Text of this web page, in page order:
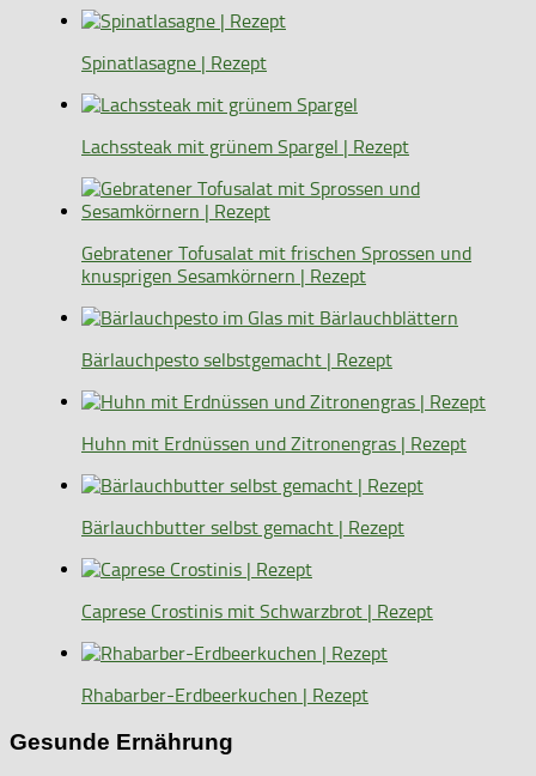
Spinatlasagne | Rezept
Lachssteak mit grünem Spargel | Rezept
Gebratener Tofusalat mit frischen Sprossen und
knusprigen Sesamkörnern | Rezept
Bärlauchpesto selbstgemacht | Rezept
Huhn mit Erdnüssen und Zitronengras | Rezept
Bärlauchbutter selbst gemacht | Rezept
Caprese Crostinis mit Schwarzbrot | Rezept
Rhabarber-Erdbeerkuchen | Rezept
Gesunde Ernährung